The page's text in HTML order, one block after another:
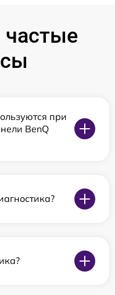
частые
при
BenQ